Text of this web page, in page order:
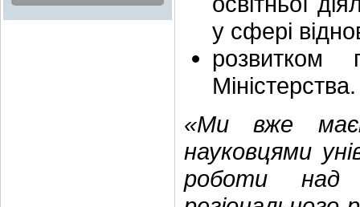
у сфері
розвитком
Міністерства.
«Ми вже
науковцями
роботи над